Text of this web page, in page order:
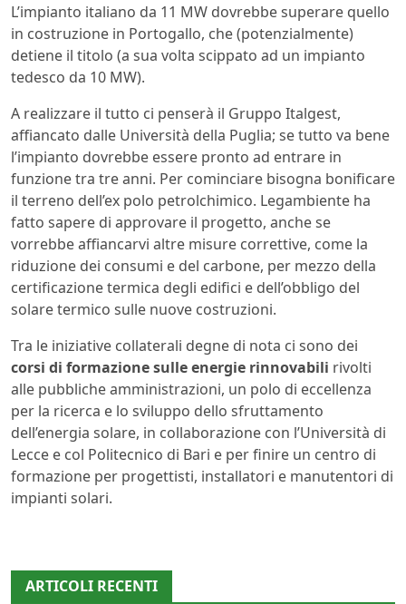
L’impianto italiano da 11 MW dovrebbe superare quello
in costruzione in Portogallo, che (potenzialmente)
detiene il titolo (a sua volta scippato ad un impianto
tedesco da 10 MW).
A realizzare il tutto ci penserà il Gruppo Italgest,
affiancato dalle Università della Puglia; se tutto va bene
l’impianto dovrebbe essere pronto ad entrare in
funzione tra tre anni. Per cominciare bisogna bonificare
il terreno dell’ex polo petrolchimico. Legambiente ha
fatto sapere di approvare il progetto, anche se
vorrebbe affiancarvi altre misure correttive, come la
riduzione dei consumi e del carbone, per mezzo della
certificazione termica degli edifici e dell’obbligo del
solare termico sulle nuove costruzioni.
Tra le iniziative collaterali degne di nota ci sono dei
corsi di formazione sulle energie rinnovabili rivolti
alle pubbliche amministrazioni, un polo di eccellenza
per la ricerca e lo sviluppo dello sfruttamento
dell’energia solare, in collaborazione con l’Università di
Lecce e col Politecnico di Bari e per finire un centro di
formazione per progettisti, installatori e manutentori di
impianti solari.
ARTICOLI RECENTI